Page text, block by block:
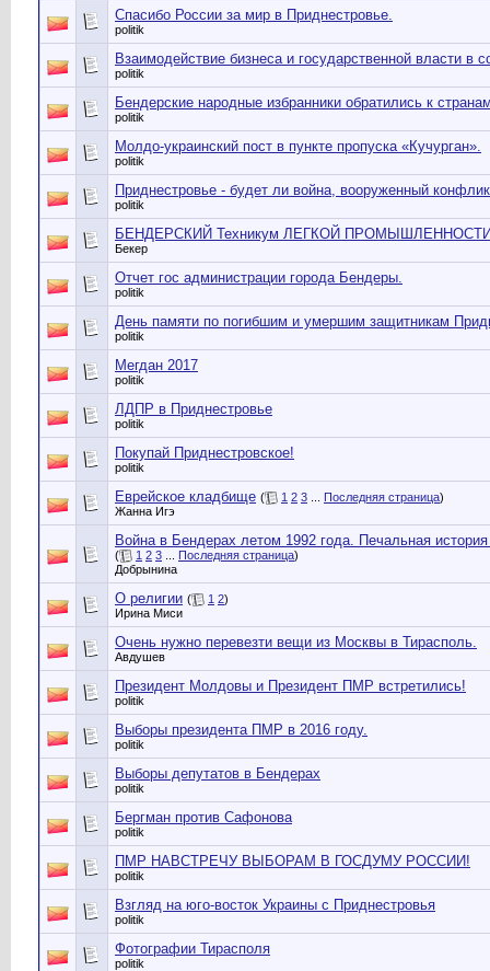
Спасибо России за мир в Приднестровье.
politik
Взаимодействие бизнеса и государственной власти в
politik
Бендерские народные избранники обратились к
politik
Молдо-украинский пост в пункте пропуска «Кучурган».
politik
Приднестровье - будет ли война, вооруженный
politik
БЕНДЕРСКИЙ Техникум ЛЕГКОЙ
Бекер
Отчет гос администрации города Бендеры.
politik
День памяти по погибшим и умершим защитникам
politik
Мегдан 2017
politik
ЛДПР в Приднестровье
politik
Покупай Приднестровское!
politik
Еврейское кладбище ( 1 2 3 Последняя страница)
Жанна Игэ
Война в Бендерах летом 1992 года. Печальная
( 1 2 3 Последняя страница)
Добрынина
О религии ( 1 2)
Ирина Миси
Очень нужно перевезти вещи из Москвы в Тирасполь.
Авдушев
Президент Молдовы и Президент ПМР встретились!
politik
Выборы президента ПМР в 2016 году.
politik
Выборы депутатов в Бендерах
politik
Бергман против Сафонова
politik
ПМР НАВСТРЕЧУ ВЫБОРАМ В ГОСДУМУ РОССИИ!
politik
Взгляд на юго-восток Украины с Приднестровья
politik
Фотографии Тирасполя
politik